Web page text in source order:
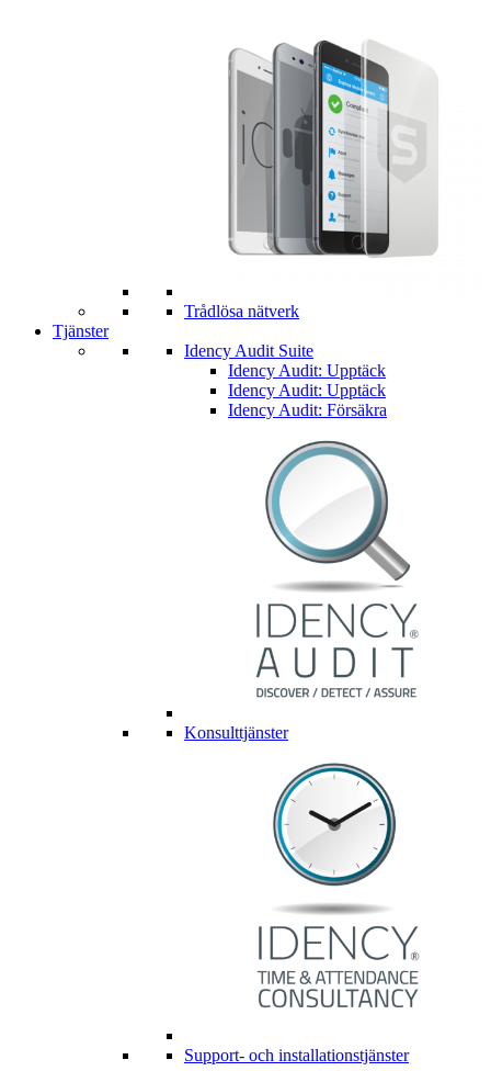
Trådlösa nätverk
Tjänster
Idency Audit Suite
Idency Audit: Upptäck
Idency Audit: Upptäck
Idency Audit: Försäkra
Konsulttjänster
Support- och installationstjänster